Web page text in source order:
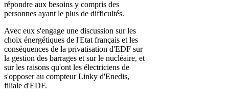
répondre aux besoins y compris des
personnes ayant le plus de difficultés.
Avec eux s'engage une discussion sur les
choix énergétiques de l'Etat français et les
conséquences de la privatisation d'EDF sur
la gestion des barrages et sur le nucléaire, et
sur les raisons qu'ont les électriciens de
s'opposer au compteur Linky d'Enedis,
filiale d'EDF.